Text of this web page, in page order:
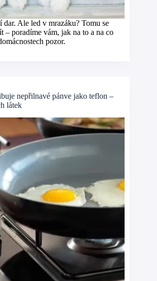
Ale led v mrazáku? Tomu se
– poradíme vám, jak na to a na co
pozor.
nepřilnavé pánve jako teflon –
látek